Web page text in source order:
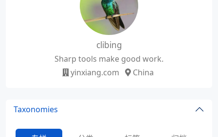
clibing
Sharp tools make good work.
yinxiang.com
China
Taxonomies